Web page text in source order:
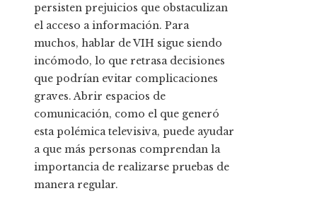
persisten prejuicios que obstaculizan
el acceso a información. Para
muchos, hablar de VIH sigue siendo
incómodo, lo que retrasa decisiones
que podrían evitar complicaciones
graves. Abrir espacios de
comunicación, como el que generó
esta polémica televisiva, puede ayudar
a que más personas comprendan la
importancia de realizarse pruebas de
manera regular.